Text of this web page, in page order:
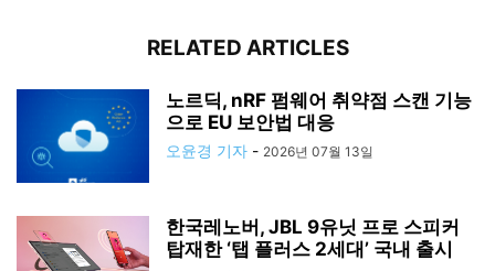
RELATED ARTICLES
노르딕, nRF 펌웨어 취약점 스캔 기능
으로 EU 보안법 대응
오윤경 기자 - 2026년 07월 13일
한국레노버, JBL 9유닛 프로 스피커
탑재한 ‘탭 플러스 2세대’ 국내 출시